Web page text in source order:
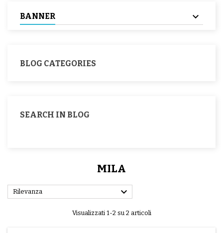
BANNER
BLOG CATEGORIES
SEARCH IN BLOG
MILA
Rilevanza 
Visualizzati 1-2 su 2 articoli